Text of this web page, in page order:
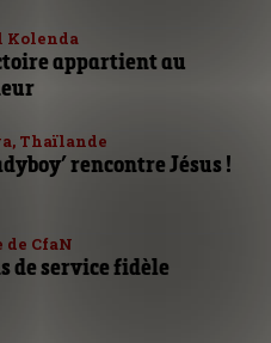
Kolenda
appartient au
Thaïlande
rencontre Jésus !
de CfaN
de service fidèle